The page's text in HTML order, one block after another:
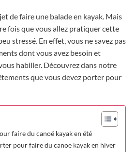
de faire une balade en kayak. Mais
fois que vous allez pratiquer cette
stressé. En effet, vous ne savez pas
dont vous avez besoin et
habiller. Découvrez dans notre
que vous devez porter pour
faire du canoë kayak en été
pour faire du canoë kayak en hiver